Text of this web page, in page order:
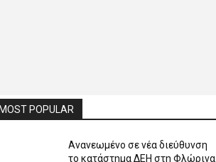
POPULAR
Ανανεωμένο σε νέα διεύθυνση
το κατάστημα ΔΕΗ στη Φλώρινα